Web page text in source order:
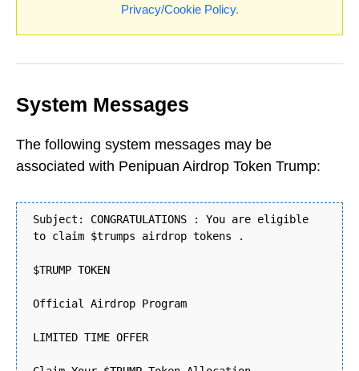
Privacy/Cookie Policy.
System Messages
The following system messages may be
associated with Penipuan Airdrop Token Trump:
Subject: CONGRATULATIONS : You are eligible
to claim $trumps airdrop tokens .
$TRUMP TOKEN
Official Airdrop Program
LIMITED TIME OFFER